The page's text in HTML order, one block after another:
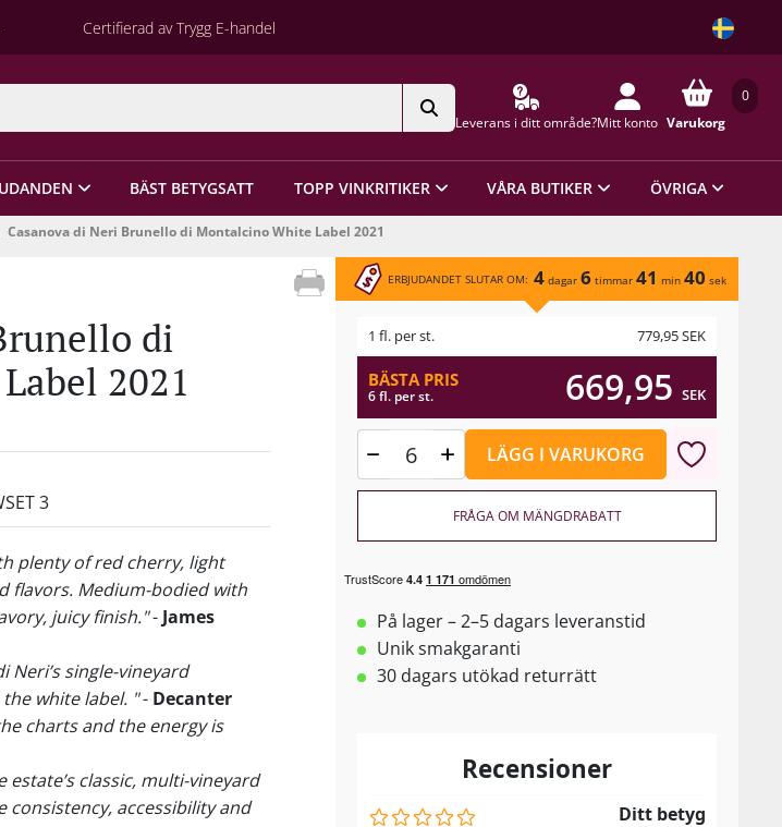
Certifierad av Trygg E-handel
Leverans i ditt område?Mitt konto
0
Varukorg
BÄST BETYGSATT TOPP VINKRITIKER VÅRA BUTIKER ÖVRIGA
Casanova di Neri Brunello di Montalcino White Label 2021
di
2021
3
plenty of red cherry, light
flavors. Medium-bodied with
juicy finish."- James
Neri’s single-vineyard
white label. "- Decanter
charts and the energy is
classic, multi-vineyard
consistency, accessibility and
ERBJUDANDET SLUTAR OM: 4dagar 6timmar 41 min 40 sek
1 fl. per st. 779,95SEK
BÄSTA PRIS
6 fl. per st. 669,95 SEK
LÄGG I VARUKORG
FRÅGA OM MÄNGDRABATT
På lager – 2–5 dagars leveranstid
Unik smakgaranti
30 dagars utökad returrätt
Recensioner
Ditt betyg